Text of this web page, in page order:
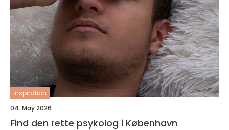
inspiration
04. May 2026
Find den rette psykolog i København